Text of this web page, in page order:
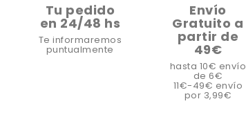
Tu pedido
en 24/48 hs
Te informaremos
puntualmente
Envío
Gratuito a
partir de
49€
hasta 10€ envío
de 6€
11€-49€ envío
por 3,99€